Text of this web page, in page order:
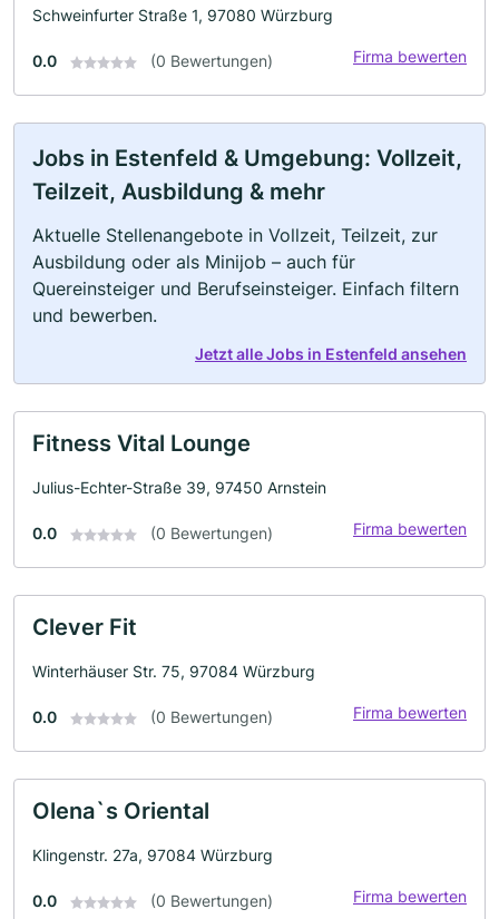
Schweinfurter Straße 1, 97080 Würzburg
0.0 (0 Bewertungen) Firma bewerten
Jobs in Estenfeld & Umgebung: Vollzeit,
Teilzeit, Ausbildung & mehr
Aktuelle Stellenangebote in Vollzeit, Teilzeit, zur
Ausbildung oder als Minijob – auch für
Quereinsteiger und Berufseinsteiger. Einfach filtern
und bewerben.
Jetzt alle Jobs in Estenfeld ansehen
Fitness Vital Lounge
Julius-Echter-Straße 39, 97450 Arnstein
0.0 (0 Bewertungen) Firma bewerten
Clever Fit
Winterhäuser Str. 75, 97084 Würzburg
0.0 (0 Bewertungen) Firma bewerten
Olena`s Oriental
Klingenstr. 27a, 97084 Würzburg
0.0 (0 Bewertungen) Firma bewerten